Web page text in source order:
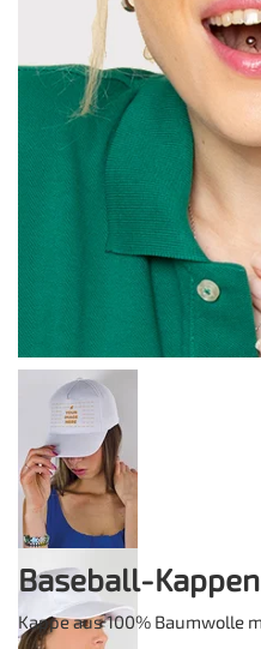
Baseball-Kappen
Kappe aus 100% Baumwolle